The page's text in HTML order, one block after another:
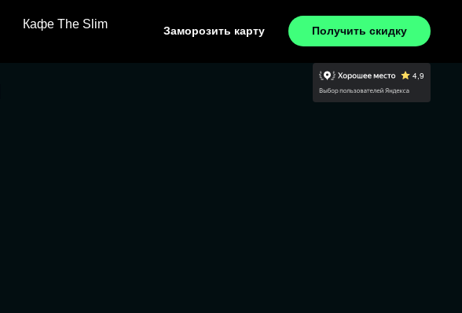
Кафе The Slim
Заморозить карту Получить скидку